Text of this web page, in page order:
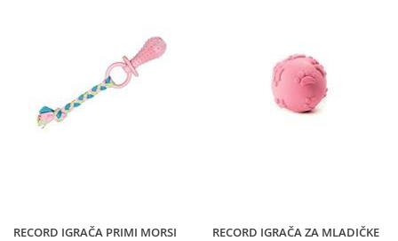
RECORD IGRAČA PRIMI MORSI
RECORD IGRAČA ZA MLADIČKE